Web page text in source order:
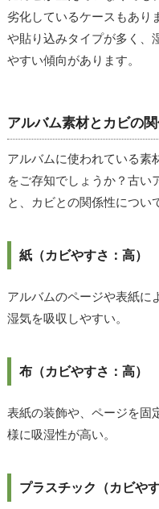
劣化しているケースもあり
や貼り込みタイプが多く、
やすい傾向があります。
アルバム素材とカビの
アルバムに使われている素
をご存知でしょうか？古い
と、カビとの関係性につい
紙（カビやすさ：高）
アルバムのページや表紙に
湿気を吸収しやすい。
布（カビやすさ：高）
表紙の装飾や、ページを固
様に吸湿性が高い。
プラスチック（カビやす